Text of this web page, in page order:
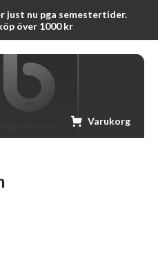
just nu pga semestertider.
över 1000 kr
Varukorg